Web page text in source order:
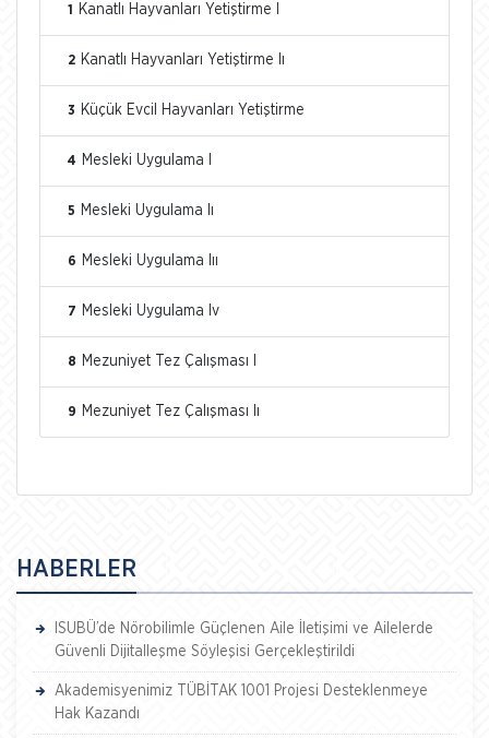
1 Kanatlı Hayvanları Yetiştirme I
2 Kanatlı Hayvanları Yetiştirme Iı
3 Küçük Evcil Hayvanları Yetiştirme
4 Mesleki Uygulama I
5 Mesleki Uygulama Iı
6 Mesleki Uygulama Iıı
7 Mesleki Uygulama Iv
8 Mezuniyet Tez Çalışması I
9 Mezuniyet Tez Çalışması Iı
HABERLER
ISUBÜ’de Nörobilimle Güçlenen Aile İletişimi ve Ailelerde
Güvenli Dijitalleşme Söyleşisi Gerçekleştirildi
Akademisyenimiz TÜBİTAK 1001 Projesi Desteklenmeye
Hak Kazandı